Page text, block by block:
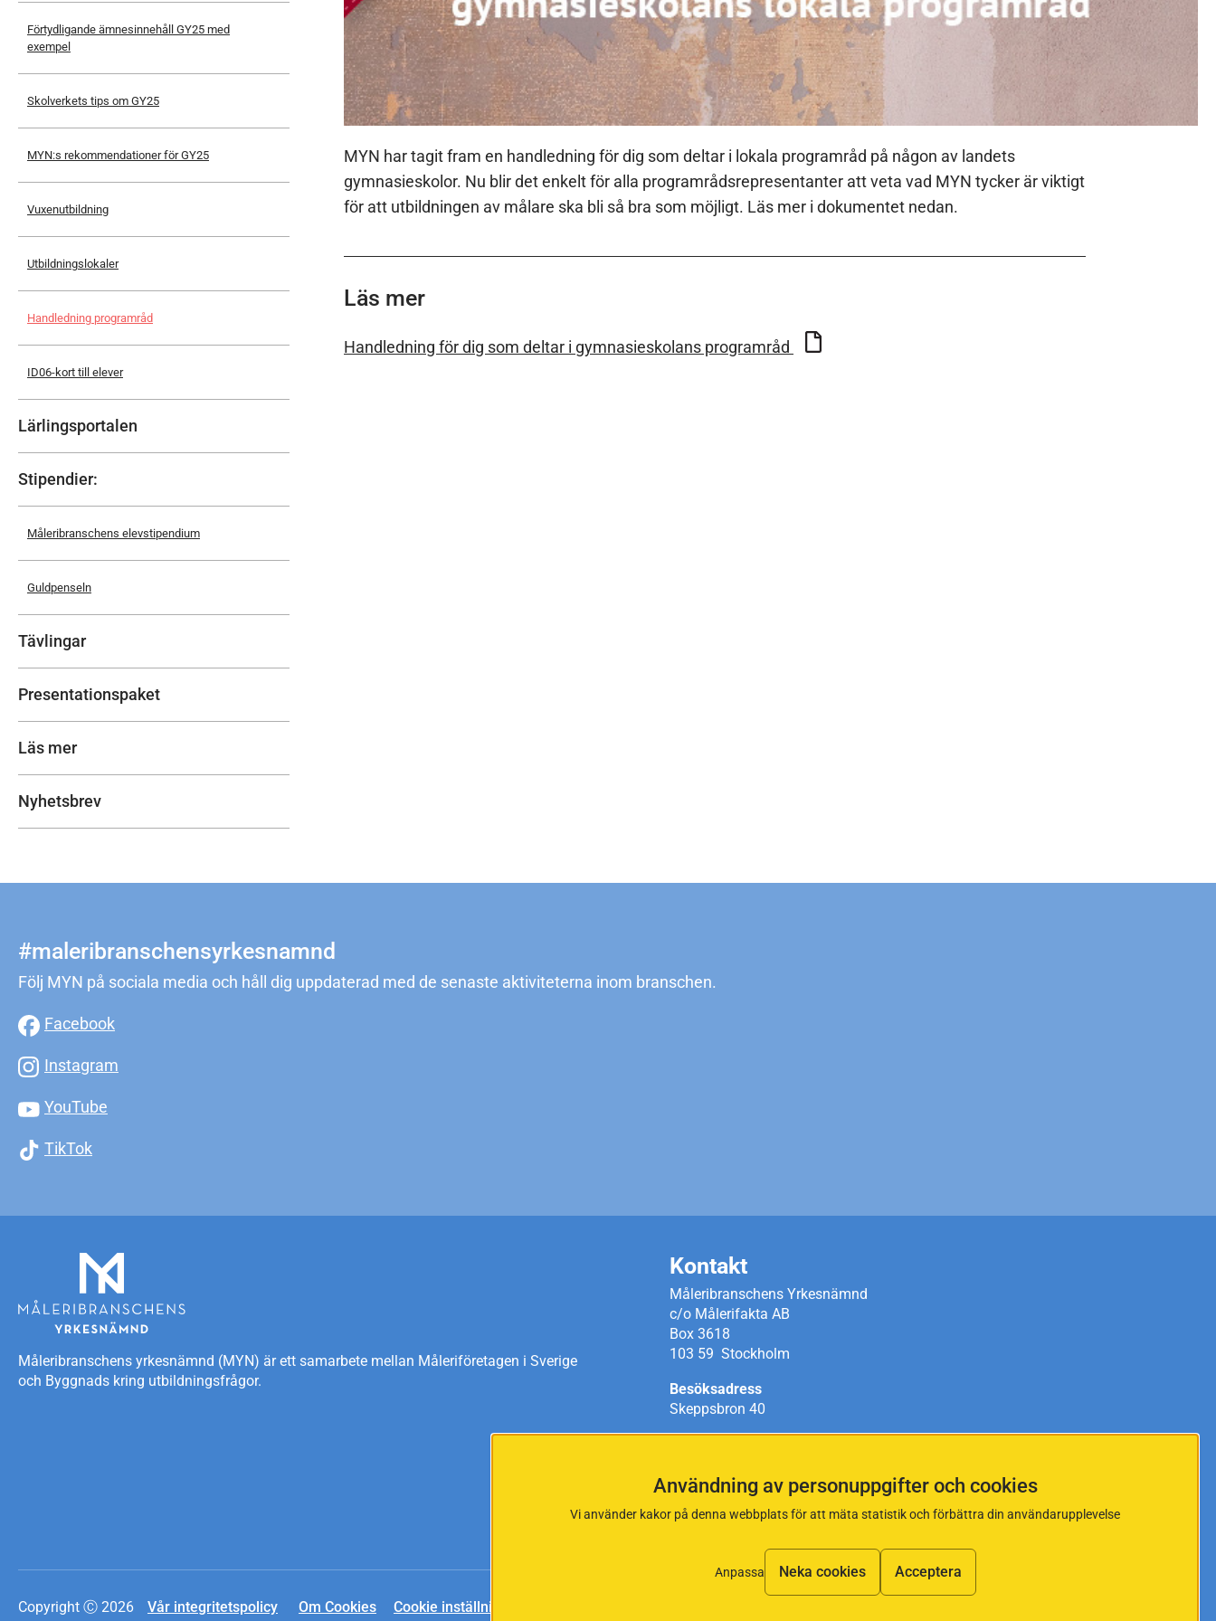
Förtydligande ämnesinnehåll GY25 med
exempel
Skolverkets tips om GY25
MYN:s rekommendationer för GY25
Vuxenutbildning
Utbildningslokaler
Handledning programråd
ID06-kort till elever
Lärlingsportalen
Stipendier
Måleribranschens elevstipendium
Guldpenseln
Tävlingar
Presentationspaket
Läs mer
Nyhetsbrev
MYN har tagit fram en handledning för dig som deltar i lokala programråd på någon av landets
gymnasieskolor. Nu blir det enkelt för alla programrådsrepresentanter att veta vad MYN tycker är viktigt
för att utbildningen av målare ska bli så bra som möjligt. Läs mer i dokumentet nedan.
Läs mer
Handledning för dig som deltar i gymnasieskolans programråd
#maleribranschensyrkesnamnd
Följ MYN på sociala media och håll dig uppdaterad med de senaste aktiviteterna inom branschen.
Facebook
Instagram
YouTube
TikTok
Måleribranschens yrkesnämnd (MYN) är ett samarbete mellan Måleriföretagen i Sverige
och Byggnads kring utbildningsfrågor.
Kontakt
Måleribranschens Yrkesnämnd
c/o Målerifakta AB
Box 3618
103 59 Stockholm
Besöksadress
Skeppsbron 40
E-post:myn@malerifakta.se
Copyright Ⓒ 2026 Vår integritetspolicy Om Cookies Cookie inställningar
Användning av personuppgifter och cookies
Vi använder kakor på denna webbplats för att mäta statistik och förbättra din användarupplevelse
Anpassa Neka cookies Acceptera